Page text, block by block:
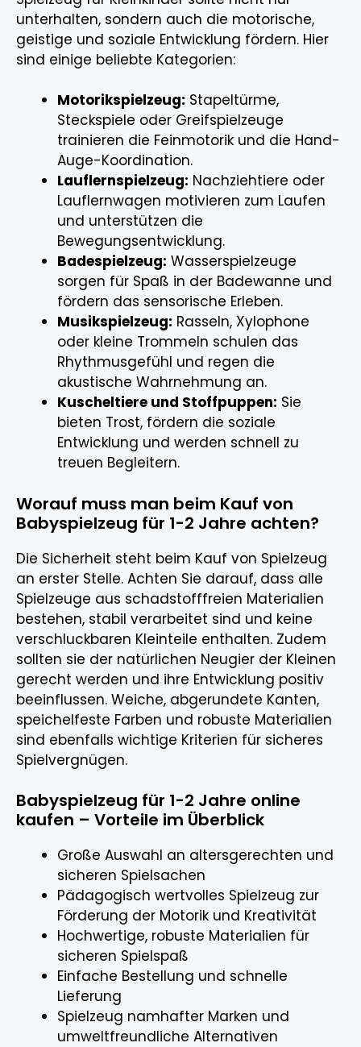
unterhalten, sondern auch die motorische,
geistige und soziale Entwicklung fördern. Hier
sind einige beliebte Kategorien:
Motorikspielzeug: Stapeltürme,
Steckspiele oder Greifspielzeuge
trainieren die Feinmotorik und die Hand-
Auge-Koordination.
Lauflernspielzeug: Nachziehtiere oder
Lauflernwagen motivieren zum Laufen
und unterstützen die
Bewegungsentwicklung.
Badespielzeug: Wasserspielzeuge
sorgen für Spaß in der Badewanne und
fördern das sensorische Erleben.
Musikspielzeug: Rasseln, Xylophone
oder kleine Trommeln schulen das
Rhythmusgefühl und regen die
akustische Wahrnehmung an.
Kuscheltiere und Stoffpuppen: Sie
bieten Trost, fördern die soziale
Entwicklung und werden schnell zu
treuen Begleitern.
Worauf muss man beim Kauf von
Babyspielzeug für 1-2 Jahre achten?
Die Sicherheit steht beim Kauf von Spielzeug
an erster Stelle. Achten Sie darauf, dass alle
Spielzeuge aus schadstofffreien Materialien
bestehen, stabil verarbeitet sind und keine
verschluckbaren Kleinteile enthalten. Zudem
sollten sie der natürlichen Neugier der Kleinen
gerecht werden und ihre Entwicklung positiv
beeinflussen. Weiche, abgerundete Kanten,
speichelfeste Farben und robuste Materialien
sind ebenfalls wichtige Kriterien für sicheres
Spielvergnügen.
Babyspielzeug für 1-2 Jahre online
kaufen – Vorteile im Überblick
Große Auswahl an altersgerechten und
sicheren Spielsachen
Pädagogisch wertvolles Spielzeug zur
Förderung der Motorik und Kreativität
Hochwertige, robuste Materialien für
sicheren Spielspaß
Einfache Bestellung und schnelle
Lieferung
Spielzeug namhafter Marken und
umweltfreundliche Alternativen